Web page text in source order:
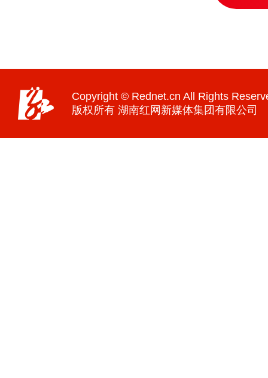
Copyright © Rednet.cn All Rights
版权所有 湖南红网新媒体集团有限公司